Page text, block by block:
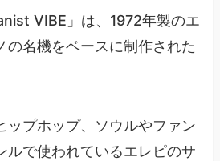
VIBE」は、1972年製のエ
の名機をベースに制作された
ップホップ、ソウルやファン
ルで使われているエレピのサ